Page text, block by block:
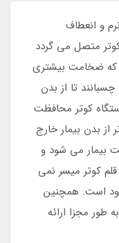
و انعطاف
متصل می گردد
که ضخامت بیشتری
تا از بدن
کوتر محافظت
از بدن بیمار خارج
می شود و
کوتر میسر نمی
است. همچنین
طور مجزا ارائه